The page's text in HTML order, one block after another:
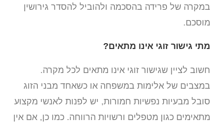
במקרה של פרידה בהסכמה ולהוביל להסדר גירושין
מוסכם.
מתי גישור זוגי אינו מתאים?
חשוב לציין שגישור זוגי אינו מתאים לכל מקרה.
במצבים של אלימות במשפחה או כשאחד מבני הזוג
סובל מבעיות נפשיות חמורות, יש לפנות לאנשי מקצוע
מתאימים כגון מטפלים ורשויות הרווחה. כמו כן, אם אין